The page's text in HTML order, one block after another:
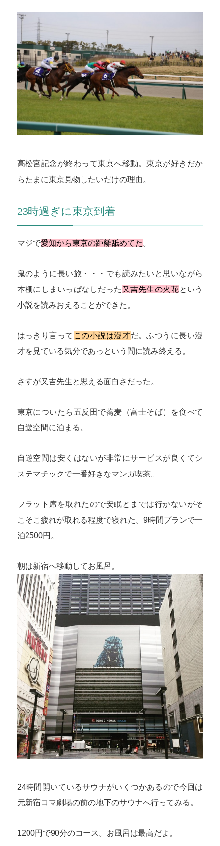
高松宮記念が終わって東京へ移動。東京が好きだか
らたまに東京見物したいだけの理由。
23時過ぎに東京到着
マジで愛知から東京の距離舐めてた 。
鬼のように長い旅・・・でも読みたいと思いながら
本棚にしまいっぱなしだった 又吉先生の火花という
小説を読みおえることができた。
はっきり言って この小説は漫才だ。ふつうに長い漫
才を見ている気分であっという間に読み終える。
さすが又吉先生と思える面白さだった。
東京についたら五反田で蕎麦（富士そば）を食べて
自遊空間に泊まる。
自遊空間は安くはないが非常にサービスが良くてシ
ステマチックで一番好きなマンガ喫茶。
フラット席を取れたので安眠とまでは行かないがそ
こそこ疲れが取れる程度で寝れた。9時間プランで一
泊2500円。
朝は新宿へ移動してお風呂。
24時間開いているサウナがいくつかあるので今回は
元新宿コマ劇場の前の地下のサウナへ行ってみる。
1200円で90分のコース。お風呂は最高だよ。